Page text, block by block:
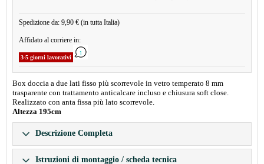
Spedizione da: 9,90 € (in tutta Italia)
Affidato al corriere in:
3-5 giorni lavorativi
Box doccia a due lati fisso più scorrevole in vetro temperato 8 mm
trasparente con trattamento anticalcare incluso e chiusura soft close.
Realizzato con anta fissa più lato scorrevole.
Altezza 195cm
Descrizione Completa
Istruzioni di montaggio / scheda tecnica